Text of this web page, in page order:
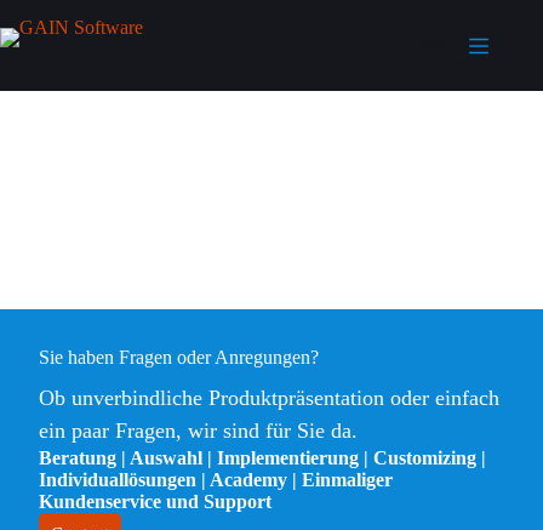
Menu
Sie haben Fragen oder Anregungen?
Ob unverbindliche Produktpräsentation oder einfach
ein paar Fragen, wir sind für Sie da.
Beratung | Auswahl | Implementierung | Customizing |
Individuallösungen | Academy | Einmaliger
Kundenservice und Support